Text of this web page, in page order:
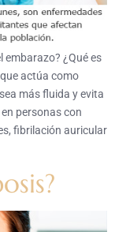
embarazo? ¿Qué es
actúa como
más fluida y evita
personas con
fibrilación auricular